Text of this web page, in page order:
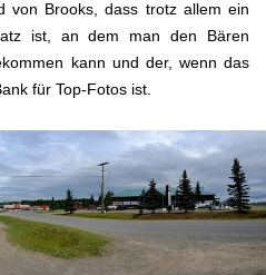
von Brooks, dass trotz allem ein
ist, an dem man den Bären
kann und der, wenn das
für Top-Fotos ist.